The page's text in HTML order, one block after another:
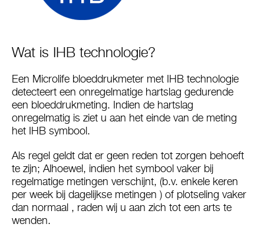
Wat is IHB technologie?
Een Microlife bloeddrukmeter met IHB technologie
detecteert een onregelmatige hartslag gedurende
een bloeddrukmeting. Indien de hartslag
onregelmatig is ziet u aan het einde van de meting
het IHB symbool.
Als regel geldt dat er geen reden tot zorgen behoeft
te zijn; Alhoewel, indien het symbool vaker bij
regelmatige metingen verschijnt, (b.v. enkele keren
per week bij dagelijkse metingen ) of plotseling vaker
dan normaal , raden wij u aan zich tot een arts te
wenden.